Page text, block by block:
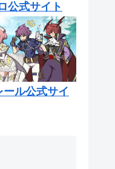
公式サイト
ル公式サイ